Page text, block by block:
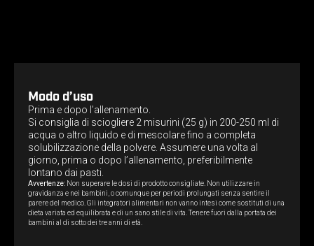
Modo d’uso
Prima e dopo l’allenamento.
Si consiglia di sciogliere 2 misurini (25 g) in 200-250 ml di
acqua o altro liquido e di mescolare fino a completa
solubilizzazione della polvere. Assumere una volta al
giorno, prima o dopo l’allenamento, preferibilmente
lontano dai pasti.
Avvertenze: Non superare le dosi di prodotto consigliate. Non utilizzare in
gravidanza e nei bambini, o comunque per periodi prolungati senza sentire il
parere del medico. Gli integratori alimentari non vanno intesi come sostituti di una
dieta variata ed equilibrata e di un sano stile di vita. Tenere fuori dalla portata dei
bambini al di sotto dei tre anni di età.